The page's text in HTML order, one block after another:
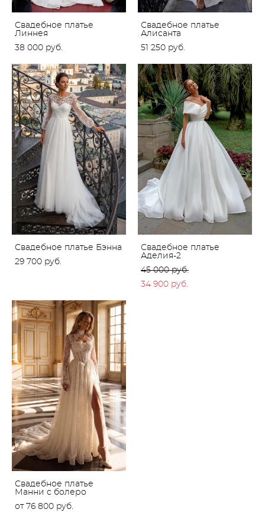
Свадебное платье
Линнея
38 000 pуб.
Свадебное платье
Алисанта
51 250 pуб.
Свадебное платье Бэнна
29 700 pуб.
Свадебное платье
Аделия-2
45 000 pуб.
34 900 pуб.
Свадебное платье
Манни с болеро
от 76 800 pуб.